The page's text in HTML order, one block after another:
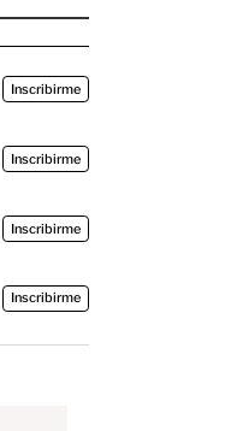
Inscribirme
Inscribirme
Inscribirme
Inscribirme